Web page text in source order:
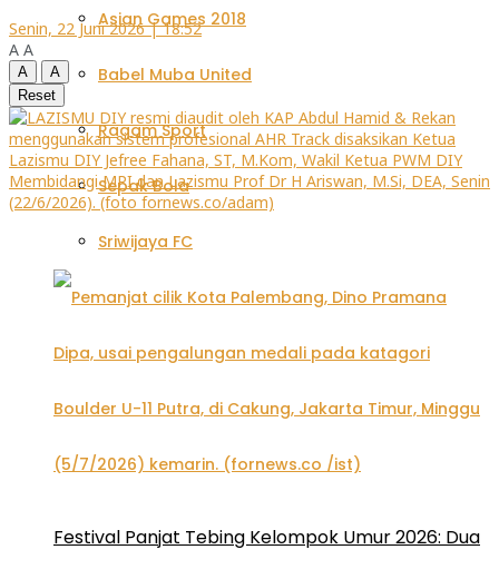
Asian Games 2018
Babel Muba United
Ragam Sport
Sepak Bola
Sriwijaya FC
Festival Panjat Tebing Kelompok Umur 2026: Dua
Senin, 22 Juni 2026 | 18:52
A A
A
A
Reset